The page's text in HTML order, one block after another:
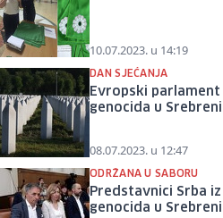
10.07.2023. u 14:19
DAN SJEĆANJA
Evropski
genocida u
08.07.2023. u 12:47
ODRŽANA U SABORU
Predstavnici Srba
genocida u